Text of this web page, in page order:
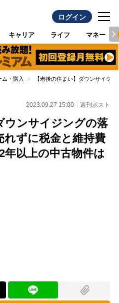
ログイン
キャリア ライフ マネー
ム・購入 【老後の住まい】ダウンサイジ
2023.09.27 15:00 週刊ポスト
ウンサイジングの落
ずに税金と維持費
年以上の中古物件は